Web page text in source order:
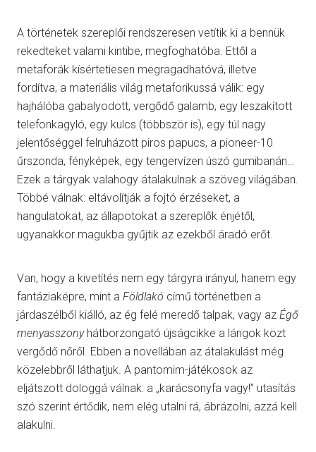
A történetek szereplői rendszeresen vetítik ki a bennük
rekedteket valami kintibe, megfoghatóba. Ettől a
metaforák kísértetiesen megragadhatóvá, illetve
fordítva, a materiális világ metaforikussá válik: egy
hajhálóba gabalyodott, vergődő galamb, egy leszakított
telefonkagyló, egy kulcs (többször is), egy túl nagy
jelentőséggel felruházott piros papucs, a pioneer-10
űrszonda, fényképek, egy tengervízen úszó gumibanán…
Ezek a tárgyak valahogy átalakulnak a szöveg világában.
Többé válnak: eltávolítják a fojtó érzéseket, a
hangulatokat, az állapotokat a szereplők énjétől,
ugyanakkor magukba gyűjtik az ezekből áradó erőt.
Van, hogy a kivetítés nem egy tárgyra irányul, hanem egy
fantáziaképre, mint a Földlakó című történetben a
járdaszélből kiálló, az ég felé meredő talpak, vagy az Égő
menyasszonyhátborzongató újságcikke a lángok közt
vergődő nőről. Ebben a novellában az átalakulást még
közelebbről láthatjuk. A pantomim-játékosok az
eljátszott dologgá válnak: a „karácsonyfa vagy!” utasítás
szó szerint értődik, nem elég utalni rá, ábrázolni, azzá kell
alakulni.